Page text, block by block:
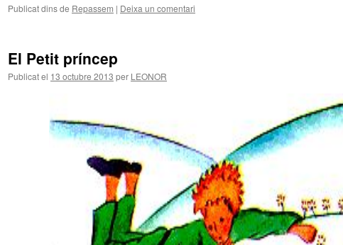
Publicat dins de Repassem | Deixa un comentari
El Petit príncep
Publicat el 13 octubre 2013 per LEONOR